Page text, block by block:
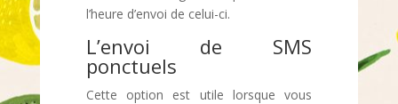
l’heure d’envoi de celui-ci.
L’envoi de SMS
ponctuels
Cette option est utile lorsque vous